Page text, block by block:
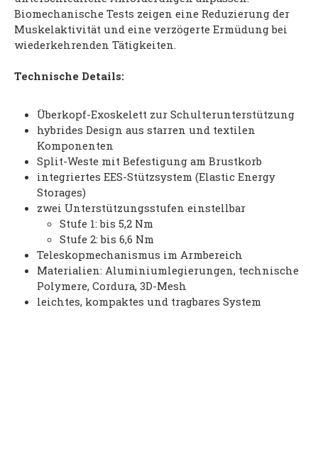
Biomechanische Tests zeigen eine Reduzierung der
Muskelaktivität und eine verzögerte Ermüdung bei
wiederkehrenden Tätigkeiten.
Technische Details:
Überkopf-Exoskelett zur Schulterunterstützung
hybrides Design aus starren und textilen
Komponenten
Split-Weste mit Befestigung am Brustkorb
integriertes EES-Stützsystem (Elastic Energy
Storages)
zwei Unterstützungsstufen einstellbar
Stufe 1: bis 5,2 Nm
Stufe 2: bis 6,6 Nm
Teleskopmechanismus im Armbereich
Materialien: Aluminiumlegierungen, technische
Polymere, Cordura, 3D-Mesh
leichtes, kompaktes und tragbares System